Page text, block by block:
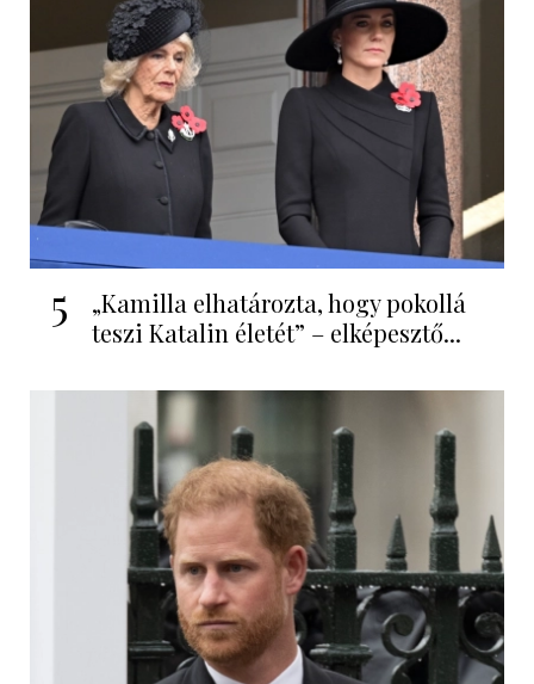
5
„Kamilla elhatározta, hogy pokollá
teszi Katalin életét” – elképesztő...